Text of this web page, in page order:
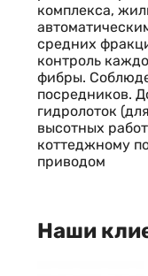
комплекса,
средних
контроль
фибры.
посредников.
гидролоток
высотных
коттеджному
приводом
Наши